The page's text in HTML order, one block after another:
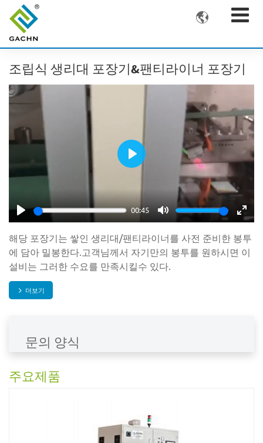

조립식 생리대 포장기&팬티라이너 포장기
Play
00:45
Mute
Play
해당 포장기는 쌓인 생리대/팬티라이너를 사전 준비한 봉투
에 담아 밀봉한다.고객님께서 자기만의 봉투를 원하시면 이
설비는 그러한 수요를 만족시킬수 있다.
더보기
문의 양식
주요제품